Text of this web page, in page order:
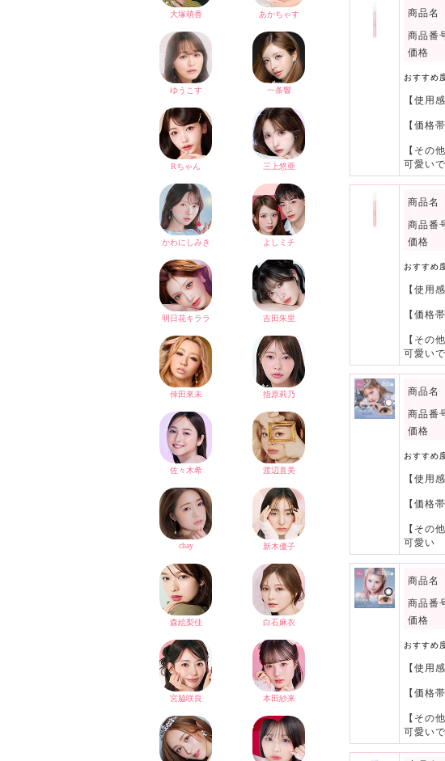
商品名
商品番
価格
おすすめ
【使用感
【価格帯
【その
可愛い
商品名
商品番
価格
おすすめ
【使用感
【価格帯
【その
可愛い
商品名
商品番
価格
おすすめ
【使用感
【価格帯
【その
可愛い
商品名
商品番
価格
おすすめ
【使用感
【価格帯
【その
可愛い